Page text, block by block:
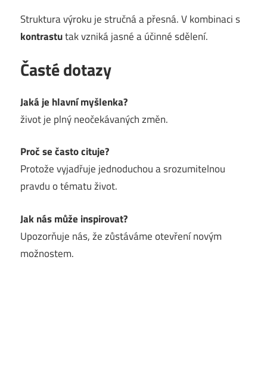
Struktura výroku je stručná a přesná. V kombinaci s
kontrastutak vzniká jasné a účinné sdělení.
Časté dotazy
Jaká je hlavní myšlenka?
život je plný neočekávaných změn.
Proč se často cituje?
Protože vyjadřuje jednoduchou a srozumitelnou
pravdu o tématu život.
Jak nás může inspirovat?
Upozorňuje nás, že zůstáváme otevření novým
možnostem.